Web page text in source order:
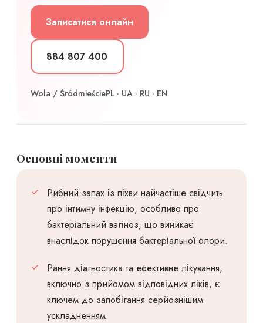
Записатися онлайн
884 807 400
Wola / ŚródmieściePL · UA · RU · EN
Основні моменти
Рибний запах із піхви найчастіше свідчить
про інтимну інфекцію, особливо про
бактеріальний вагіноз, що виникає
внаслідок порушення бактеріальної флори.
Рання діагностика та ефективне лікування,
включно з прийомом відповідних ліків, є
ключем до запобігання серйознішим
ускладненням.